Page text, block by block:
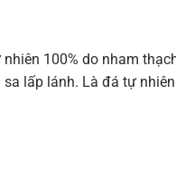
100% do nham
lấp lánh. Là đá tự